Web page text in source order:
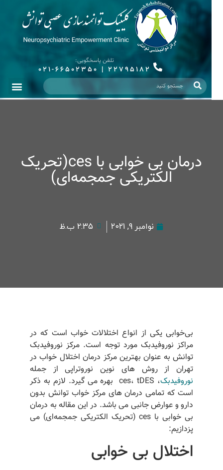
تلفن پاسخگویی:
22795182
|
021-66502350
درمان بی خوابی با ces(تحریک
الکتریکی جمجمه‌ای)
نوامبر 9, 2021 2:35 ب.ظ
بی‌خوابی یکی از انواع اختلالات خواب است که در
مراکز نوروفیدبک مورد توجه است. مرکز نوروفیدبک
توانش به عنوان بهترین مرکز درمان اختلال خواب در
تهران از روش های نوین نوروتراپی از جمله
نوروفیدبک
، ces، tDES بهره می گیرد. لازم به ذکر
است که تمامی درمان های مرکز خواب توانش بدون
دارو و عوارض جانبی می باشد. در این مقاله به درمان
بی خوابی با ces (تحریک الکتریکی جمجمه‌ای) می
پزدازیم:
اختلال بی خوابی